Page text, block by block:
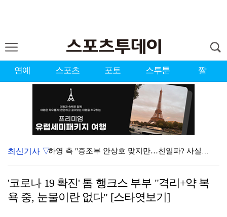
연예 스포츠 포토 스투툰 짤
하영 측 "증조부 안상호 맞지만…친일파? 사실무근" […
"스토킹 피해자" 황정민VS"2억대 손해배상" A 씨,…
최신기사 ▽
'코로나 19 확진' 톰 행크스 부부 "격리+약 복
욕 중, 눈물이란 없다" [스타엿보기]